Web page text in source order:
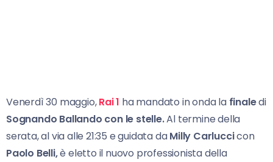
Venerdì 30 maggio,Rai 1 ha mandato in onda la finaledi
Sognando Ballando con le stelle.Al termine della
serata, al via alle 21:35 e guidata daMilly Carluccicon
Paolo Belli,è eletto il nuovo professionista della